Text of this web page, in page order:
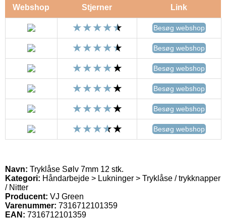
Webshop Stjerner Link
Besøg webshop
Besøg webshop
Besøg webshop
Besøg webshop
Besøg webshop
Besøg webshop
Navn: Tryklåse Sølv 7mm 12 stk.
Kategori: Håndarbejde > Lukninger > Tryklåse / trykknapper
/ Nitter
Producent: VJ Green
Varenummer: 7316712101359
EAN: 7316712101359